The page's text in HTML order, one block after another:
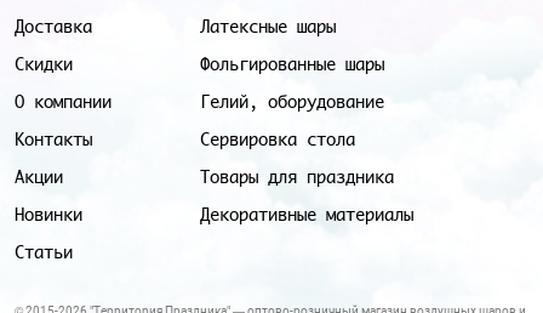
Доставка
Скидки
О компании
Контакты
Акции
Новинки
Статьи
Латексные шары
Фольгированные шары
Гелий, оборудование
Сервировка стола
Товары для праздника
Декоративные материалы